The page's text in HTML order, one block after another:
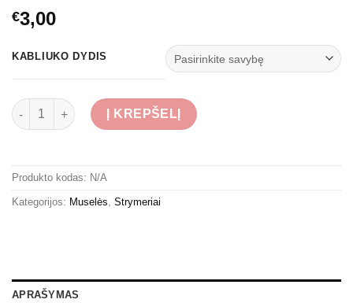
€3,00
KABLIUKO DYDIS
produkto kiekis: Oranžinis Mudleris
Į KREPŠELĮ
Produkto kodas: N/A
Kategorijos: Muselės Strymeriai
APRAŠYMAS